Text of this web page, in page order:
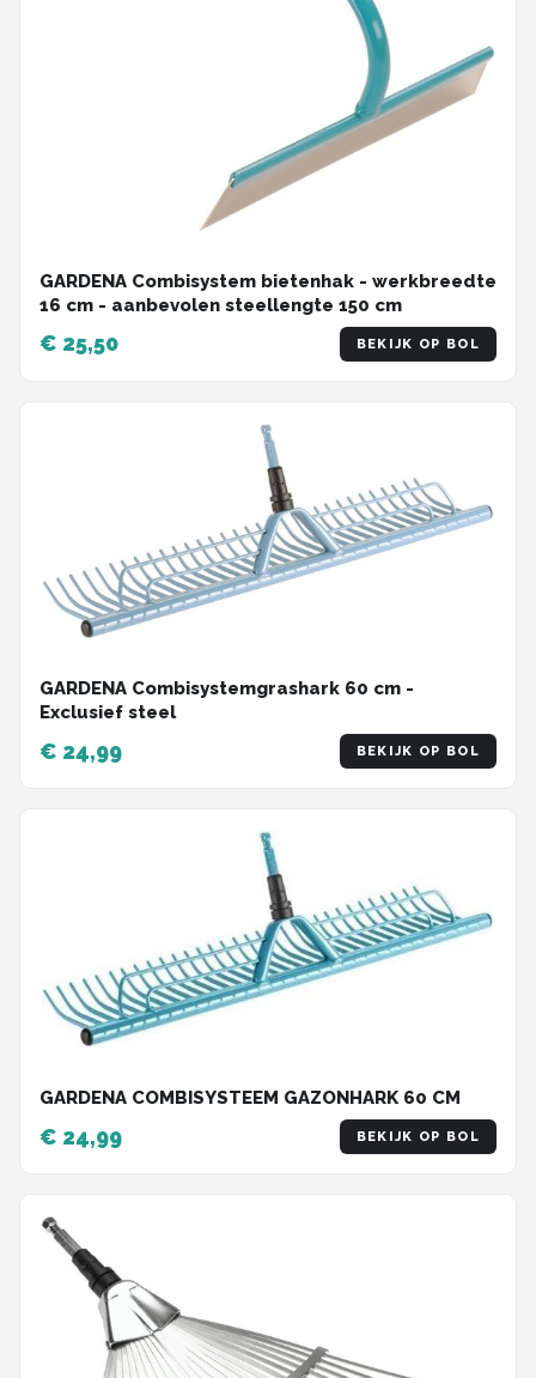
GARDENA Combisystem bietenhak - werkbreedte
16 cm - aanbevolen steellengte 150 cm
€ 25,50 BEKIJK OP BOL
GARDENA Combisystemgrashark 60 cm -
Exclusief steel
€ 24,99 BEKIJK OP BOL
GARDENA COMBISYSTEEM GAZONHARK 60 CM
€ 24,99 BEKIJK OP BOL